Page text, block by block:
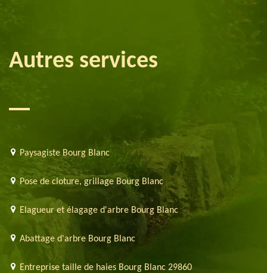
Autres services
Paysagiste Bourg Blanc
Pose de cloture, grillage Bourg Blanc
Elagueur et élagage d'arbre Bourg Blanc
Abattage d'arbre Bourg Blanc
Entreprise taille de haies Bourg Blanc 29860